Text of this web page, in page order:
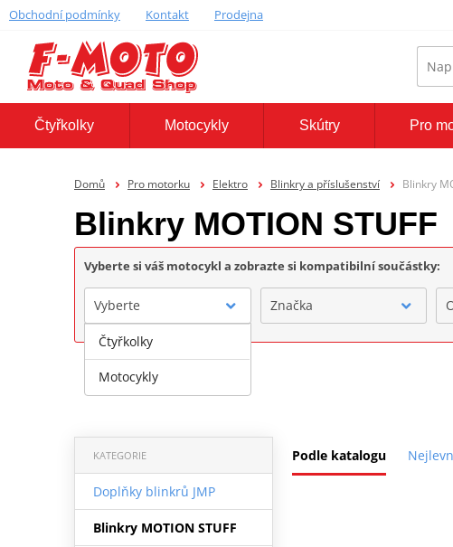
Obchodní podmínky Kontakt Prodejna
Čtyřkolky Motocykly Skútry Pro
Domů Pro motorku Elektro Blinkry a příslušenství Blinkry
Blinkry MOTION STUFF
Vyberte si váš motocykl a zobrazte si kompatibilní součástky:
Vyberte Značka
Podle katalogu
KATEGORIE
Doplňky blinkrů JMP
Blinkry MOTION STUFF
Čtyřkolky
Motocykly